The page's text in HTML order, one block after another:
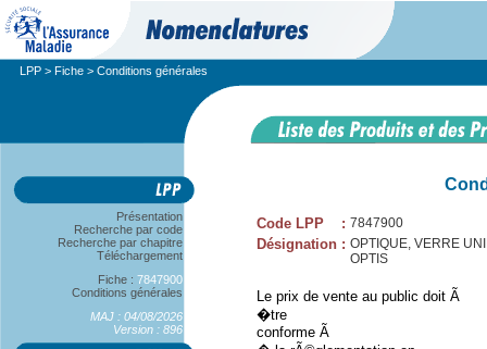
LPP > Fiche > Conditions générales
Présentation
Recherche par code
Recherche par chapitre
Téléchargement
Fiche : 7847900
Conditions générales
MAJ : 04/08/2026
Version : 896
Code LPP : 7847900
Désignation : OPTIQUE, VERRE
OPTIS
Le prix de vente au public doit Ã
�tre
conforme Ã